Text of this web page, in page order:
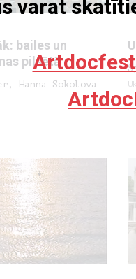
bailes un
pilsētā
Hanna Sokolova
varat